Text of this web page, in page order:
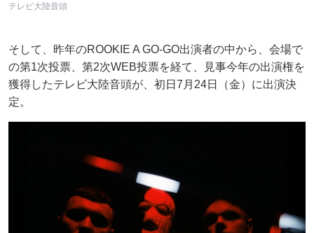
テレビ大陸音頭
そして、昨年のROOKIE A GO-GO出演者の中から、会場で
の第1次投票、第2次WEB投票を経て、見事今年の出演権を
獲得したテレビ大陸音頭が、初日7月24日（金）に出演決
定。